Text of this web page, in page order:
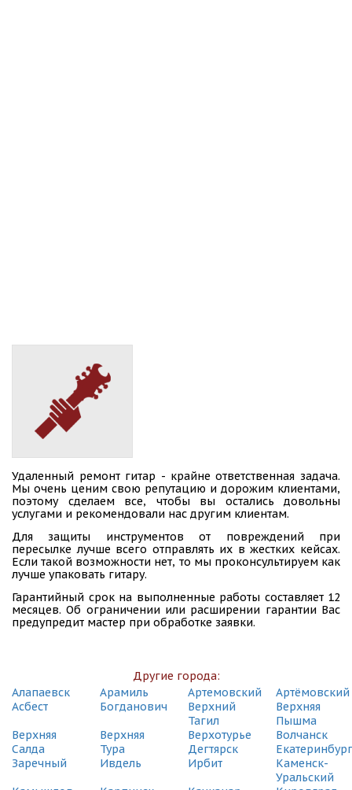
Удаленный ремонт гитар - крайне ответственная задача.
Мы очень ценим свою репутацию и дорожим клиентами,
поэтому сделаем все, чтобы вы остались довольны
услугами и рекомендовали нас другим клиентам.
Для защиты инструментов от повреждений при
пересылке лучше всего отправлять их в жестких кейсах.
Если такой возможности нет, то мы проконсультируем как
лучше упаковать гитару.
Гарантийный срок на выполненные работы составляет 12
месяцев. Об ограничении или расширении гарантии Вас
предупредит мастер при обработке заявки.
Другие города:
Алапаевск
Арамиль Артемовский
Артёмовский
Асбест
Богданович
Верхний
Тагил
Верхняя
Пышма
Верхняя
Салда
Верхняя
Тура
Верхотурье
Волчанск
Дегтярск
Екатеринбург
Заречный
Ивдель Ирбит
Каменск-
Уральский